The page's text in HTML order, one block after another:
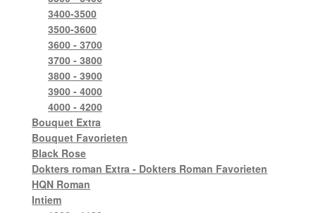
3400-3500
3500-3600
3600 - 3700
3700 - 3800
3800 - 3900
3900 - 4000
4000 - 4200
Bouquet Extra
Bouquet Favorieten
Black Rose
Dokters roman Extra - Dokters Roman Favorieten
HQN Roman
Intiem